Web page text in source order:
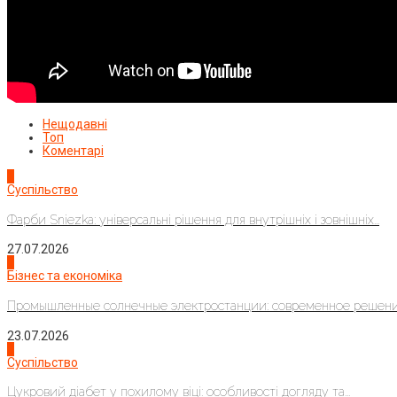
Нещодавні
Топ
Коментарі
Суспільство
Фарби Sniezka: універсальні рішення для внутрішніх і зовнішніх...
27.07.2026
Бізнес та економіка
Промышленные солнечные электростанции: современное
23.07.2026
Суспільство
Цукровий діабет у похилому віці: особливості догляду та...